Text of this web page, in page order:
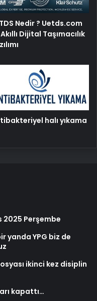
Nedir ? Uetds.com
Dijital Taşımacılık
halı yıkama
2025 Perşembe
yanda YPG biz de
ikinci kez disiplin
kapattı…